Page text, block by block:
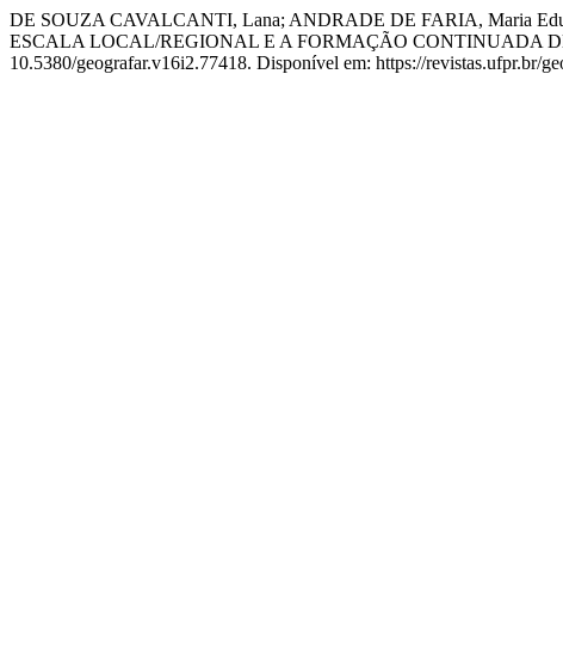
DE SOUZA CAVALCANTI, Lana; ANDRADE DE FARIA, Maria
ESCALA LOCAL/REGIONAL E A FORMAÇÃO CONTINUADA
10.5380/geografar.v16i2.77418. Disponível em: https://revistas.ufpr.br/